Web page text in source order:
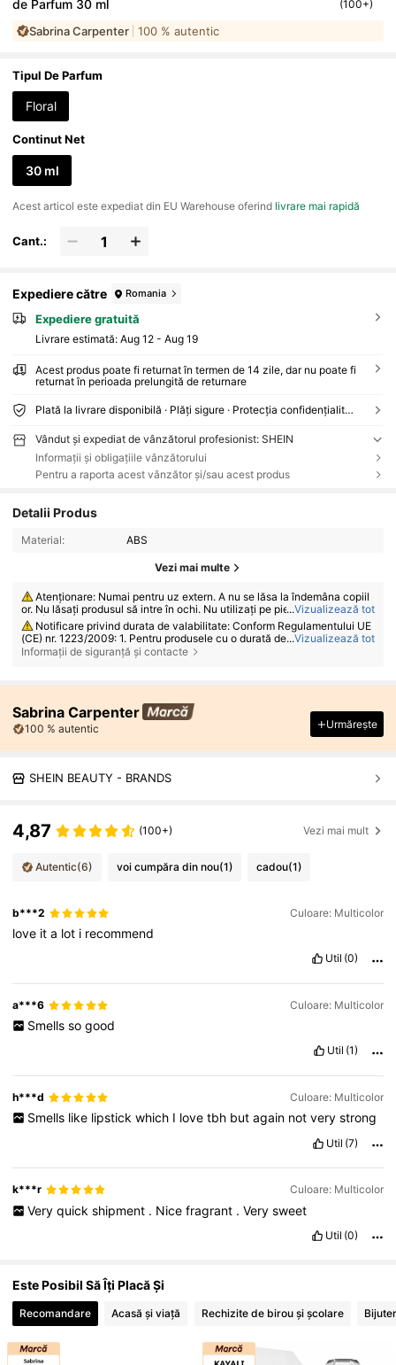
de Parfum 30 ml
(100+)
Sabrina Carpenter 100 % autentic
Tipul De Parfum
Floral
Continut Net
30 ml
Acest articol este expediat din EU Warehouse oferind livrare mai rapidă
Cant.:
Expediere către Romania
Expediere gratuită
Livrare estimată: Aug 12 - Aug 19
Acest produs poate fi returnat în termen de 14 zile, dar nu poate fi
returnat în perioada prelungită de returnare
Plată la livrare disponibilă · Plăți sigure · Protecția confidențialității
Vândut și expediat de vânzătorul profesionist: SHEIN
Informații și obligațiile vânzătorului
Pentru a raporta acest vânzător și/sau acest produs
Detalii Produs
Material: ABS
Vezi mai multe
Atenționare: Numai pentru uz extern. A nu se lăsa la îndemâna copiil
or. Nu lăsați produsul să intre în ochi. Nu utilizați pe pielea lezată sau irit
ată. Întrerupeți utilizarea dacă apare iritație.
...Vizualizează tot
Notificare privind durata de valabilitate: Conform Regulamentului UE
(CE) nr. 1223/2009: 1. Pentru produsele cu o durată de valabilitate totală
≤ 30 de luni: data de expirare va fi indicată printr-un simbol al clepsidrei
⌛ + data de pe ambalaj sau, în limba engleză, „best before” sau „best us
ate totală > 30 de luni: PAO este marcat cu simbolul borcanului deschis
nță, bunurile care nu pot fi deschise și alte articole specificate sunt exc
eptate de la marcajul PAO obligatoriu. Vă rugăm să consultați exclusiv m
arcajele imprimate pe ambalajul fizic al produsului; întrerupeți imediat ut
ilizarea dacă apare deteriorarea.
...Vizualizează tot
Informații de siguranță și contacte
Sabrina Carpenter
100 % autentic Urmărește
SHEIN BEAUTY - BRANDS
4,87 (100+) Vezi mai mult
Autentic(6) voi cumpăra din nou(1) cadou(1)
b***2 Culoare: Multicolor
love ita lot i recommend
Util (0)
a***6 Culoare: Multicolor
Smells so good
Util (1)
h***d Culoare: Multicolor
Smells like lipstick which I love tbh but again not very strong
Util (7)
k***r Culoare: Multicolor
Very quick shipment . Nice fragrant . Very sweet
Util (0)
Este Posibil Să Îți Placă Și
Recomandare Acasă și viață Rechizite de birou și școlare